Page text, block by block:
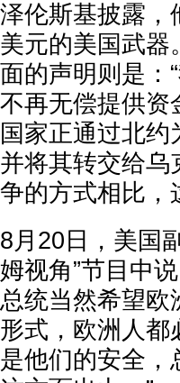
泽伦斯基披露，
美元的美国武器
面的声明则是：
不再无偿提供资
国家正通过北
并将其转交给乌
争的方式相比，
8月20日，美国
姆视角”节目中
总统当然希望欧
形式，欧洲人都
是他们的安全